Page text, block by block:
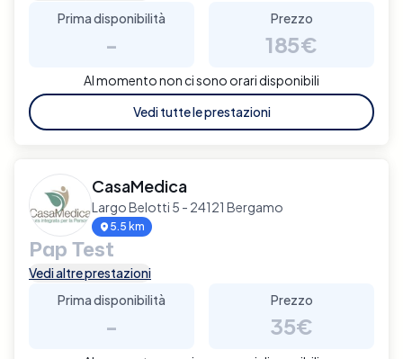
Prima disponibilità
-
Prezzo
185€
Al momento non ci sono orari disponibili
Vedi tutte le prestazioni
CasaMedica
Largo Belotti 5 - 24121 Bergamo
5.5 km
Pap Test
Vedi altre prestazioni
Prima disponibilità
-
Prezzo
35€